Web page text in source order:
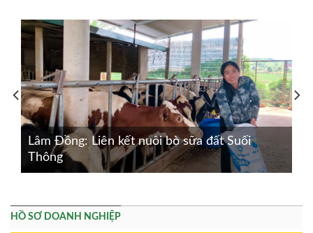
Lâm Đồng: Liên kết nuôi bò sữa đất Suối
Thông
HỒ SƠ DOANH NGHIỆP